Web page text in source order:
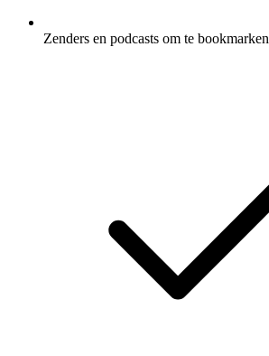
Zenders en podcasts om te bookmarken